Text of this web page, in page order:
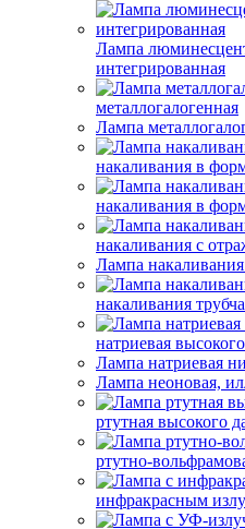
Лампа
интегрированная
металлогалогенная
Лампа
накаливания в
накаливания в
накаливания с
Лампа
накаливания
натриевая
Лампа натриевая
Лампа неоновая,
ртутная высокого
ртутно-
инфракрасным